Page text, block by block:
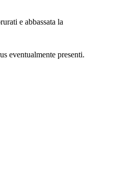
e abbassata la
eventualmente presenti.